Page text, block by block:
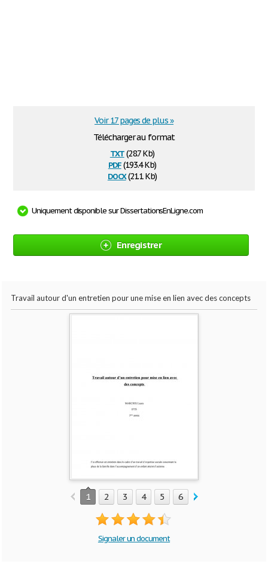
Télécharger au format
txt(28.7 Kb)
pdf(193.4 Kb)
docx(21.1 Kb)
Voir 17 pages de plus »
Uniquement disponible sur DissertationsEnLigne.com
Enregistrer
Travail autour d'un entretien pour une mise en lien avec des concepts
1 2 3 4 5 6 7
Signaler un document